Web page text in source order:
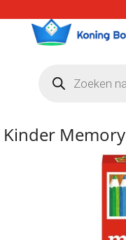
zoeken
Kinder Memory